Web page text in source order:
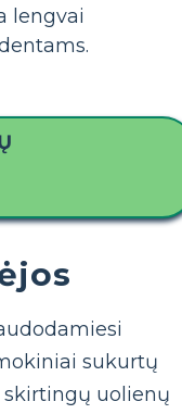
lengvai
sukurtų
skirtingų uolienų